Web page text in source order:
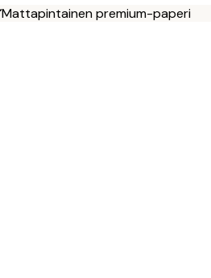
Mattapintainen premium-paperi